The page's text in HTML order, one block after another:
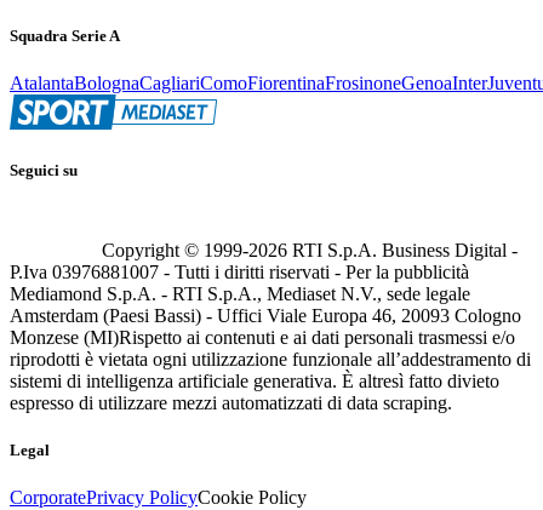
Squadra Serie A
AtalantaBolognaCagliariComoFiorentinaFrosinoneGenoaInter
Seguici su
Copyright © 1999-2026 RTI S.p.A. Business Digital -
P.Iva 03976881007 - Tutti i diritti riservati - Per la pubblicità
Mediamond S.p.A. - RTI S.p.A., Mediaset N.V., sede legale
Amsterdam (Paesi Bassi) - Uffici Viale Europa 46, 20093 Cologno
Monzese (MI)Rispetto ai contenuti e ai dati personali trasmessi e/o
riprodotti è vietata ogni utilizzazione funzionale all’addestramento di
sistemi di intelligenza artificiale generativa. È altresì fatto divieto
espresso di utilizzare mezzi automatizzati di data scraping.
Legal
CorporatePrivacy PolicyCookie Policy